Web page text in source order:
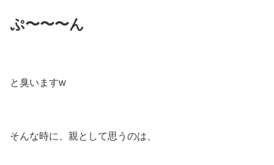
ぷ〜〜〜ん
と臭いますw
そんな時に、親として思うのは、